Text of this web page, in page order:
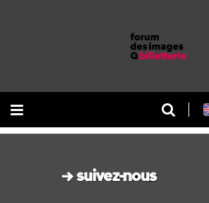
RETOUR À L'ACCUEIL
RETOUR AU SITE